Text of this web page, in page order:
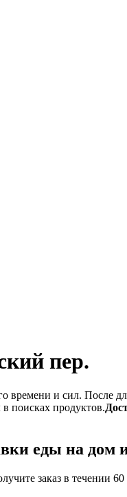
пер.
и сил. После
поисках продуктов.
еды на дом
заказ в течении